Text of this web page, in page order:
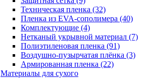
Техническая пленка (32)
Пленка из EVA-сополимера (40)
Комплектующие (4)
Нетканый укрывной материал (7)
Полиэтиленовая пленка (91)
Воздушно-пузырчатая плёнка (3)
Армированная пленка (22)
Материалы для сухого